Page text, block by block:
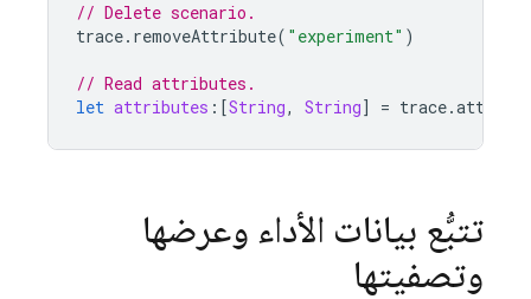
// Delete scenario.
trace. removeAttribute( "experiment" )
// Read attributes.
let attributes :[String, String] = trace.
تتبُّع بيانات الأداء وعرضها
وتصفيتها